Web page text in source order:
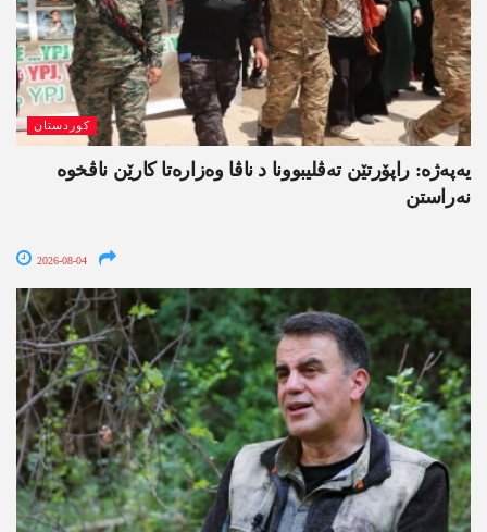
کوردستان
یەپەژە: راپۆرتێن تەڤلیبوونا د ناڤا وەزارەتا کارێن ناڤخوە
نەراستن
2026-08-04